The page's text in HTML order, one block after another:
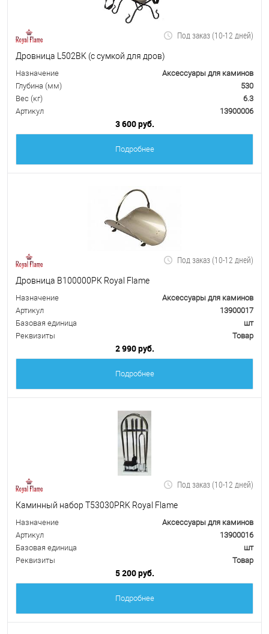
Под заказ (10-12 дней)
Дровница L502BK (с сумкой для дров)
Назначение
Аксессуары для каминов
Глубина (мм)
530
Вес (кг)
6.3
Артикул
13900006
3 600 руб.
Подробнее
Под заказ (10-12 дней)
Дровница В100000РК Royal Flame
Назначение
Аксессуары для каминов
Артикул
13900017
Базовая единица
шт
Реквизиты
Товар
2 990 руб.
Подробнее
Под заказ (10-12 дней)
Каминный набор Т53030PRK Royal Flame
Назначение
Аксессуары для каминов
Артикул
13900016
Базовая единица
шт
Реквизиты
Товар
5 200 руб.
Подробнее